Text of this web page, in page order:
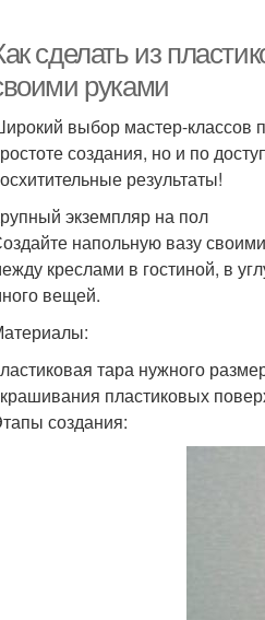
сделать из
руками
выбор мастер-классов
создания, но и по
результаты!
экземпляр на пол
напольную вазу
креслами в гостиной, в
вещей.
тара нужного
пластиковых
создания: